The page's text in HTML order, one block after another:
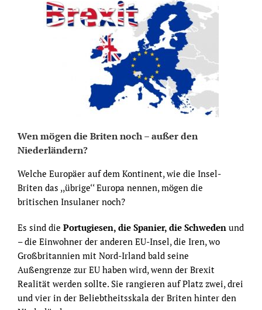
Wen mögen die Briten noch – außer den
Niederländern?
Welche Europäer auf dem Kontinent, wie die Insel-
Briten das ,,übrige‘‘ Europa nennen, mögen die
britischen Insulaner noch?
Es sind die Portugiesen, die Spanier, die Schweden und
– die Einwohner der anderen EU-Insel, die Iren, wo
Großbritannien mit Nord-Irland bald seine
Außengrenze zur EU haben wird, wenn der Brexit
Realität werden sollte. Sie rangieren auf Platz zwei, drei
und vier in der Beliebtheitsskala der Briten hinter den